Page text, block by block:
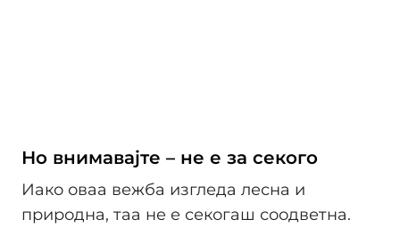
Но внимавајте – не е за секого
Иако оваа вежба изгледа лесна и
природна, таа не е секогаш соодветна.